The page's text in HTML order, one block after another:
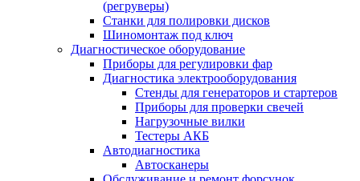
(регруверы)
Станки для полировки дисков
Шиномонтаж под ключ
Диагностическое оборудование
Приборы для регулировки фар
Диагностика электрооборудования
Стенды для генераторов и стартеров
Приборы для проверки свечей
Нагрузочные вилки
Тестеры АКБ
Автодиагностика
Автосканеры